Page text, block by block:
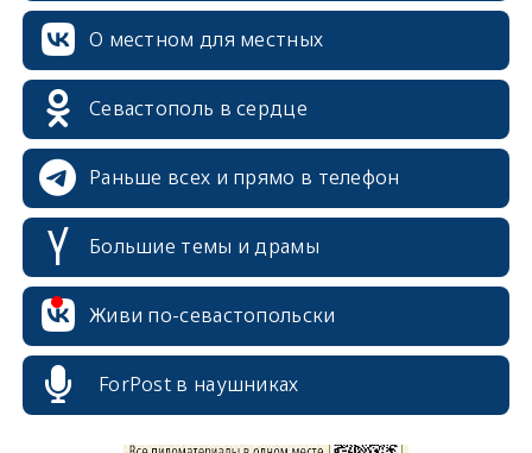
О местном для местных
Севастополь в сердце
Раньше всех и прямо в телефон
Большие темы и драмы
Живи по-севастопольски
ForPost в наушниках